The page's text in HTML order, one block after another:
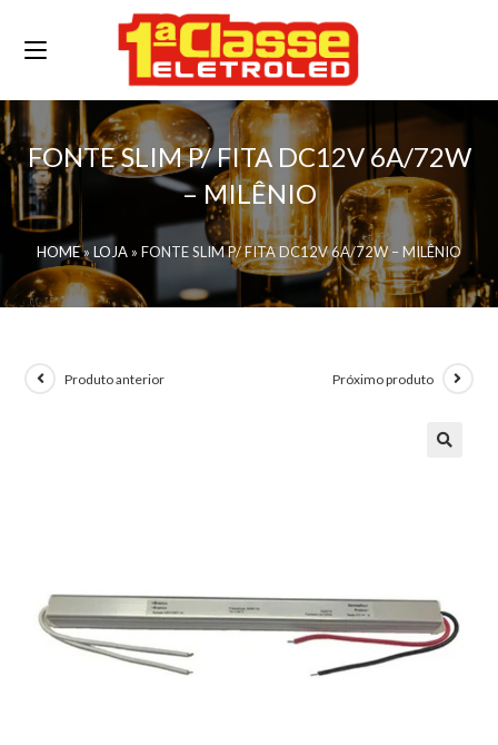
FONTE SLIM P/ FITA DC12V 6A/72W
– MILÊNIO
HOME» LOJA » FONTE SLIM P/ FITA DC12V 6A/72W – MILÊNIO
Produto anterior Próximo produto